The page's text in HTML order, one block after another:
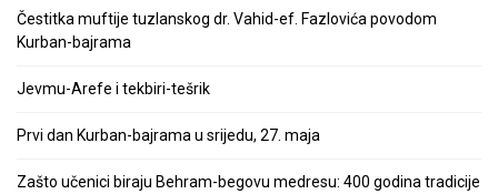
Čestitka muftije tuzlanskog dr. Vahid-ef. Fazlovića povodom
Kurban-bajrama
Jevmu-Arefe i tekbiri-tešrik
Prvi dan Kurban-bajrama u srijedu, 27. maja
Zašto učenici biraju Behram-begovu medresu: 400 godina tradicije